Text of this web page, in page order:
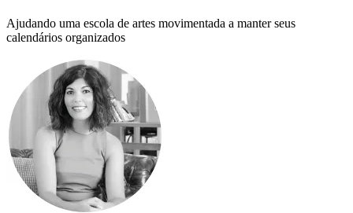
Ajudando uma escola de artes movimentada a manter seus
calendários organizados